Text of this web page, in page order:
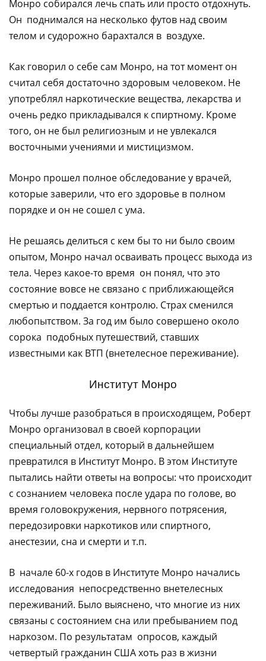
Монро собирался лечь спать или просто отдохнуть.
Он поднимался на несколько футов над своим
телом и судорожно барахтался в воздухе.
Как говорил о себе сам Монро, на тот момент он
считал себя достаточно здоровым человеком. Не
употреблял наркотические вещества, лекарства и
очень редко прикладывался к спиртному. Кроме
того, он не был религиозным и не увлекался
восточными учениями и мистицизмом.
Монро прошел полное обследование у врачей,
которые заверили, что его здоровье в полном
порядке и он не сошел с ума.
Не решаясь делиться с кем бы то ни было своим
опытом, Монро начал осваивать процесс выхода из
тела. Через какое-то время он понял, что это
состояние вовсе не связано с приближающейся
смертью и поддается контролю. Страх сменился
любопытством. За год им было совершено около
сорока подобных путешествий, ставших
известными как ВТП (внетелесное переживание).
Институт Монро
Чтобы лучше разобраться в происходящем, Роберт
Монро организовал в своей корпорации
специальный отдел, который в дальнейшем
превратился в Институт Монро. В этом Институте
пытались найти ответы на вопросы: что происходит
с сознанием человека после удара по голове, во
время головокружения, нервного потрясения,
передозировки наркотиков или спиртного,
анестезии, сна и смерти и т.п.
В начале 60-х годов в Институте Монро начались
исследования непосредственно внетелесных
переживаний. Было выяснено, что многие из них
связаны с состоянием сна или пребыванием под
наркозом. По результатам опросов, каждый
четвертый гражданин США хоть раз в жизни